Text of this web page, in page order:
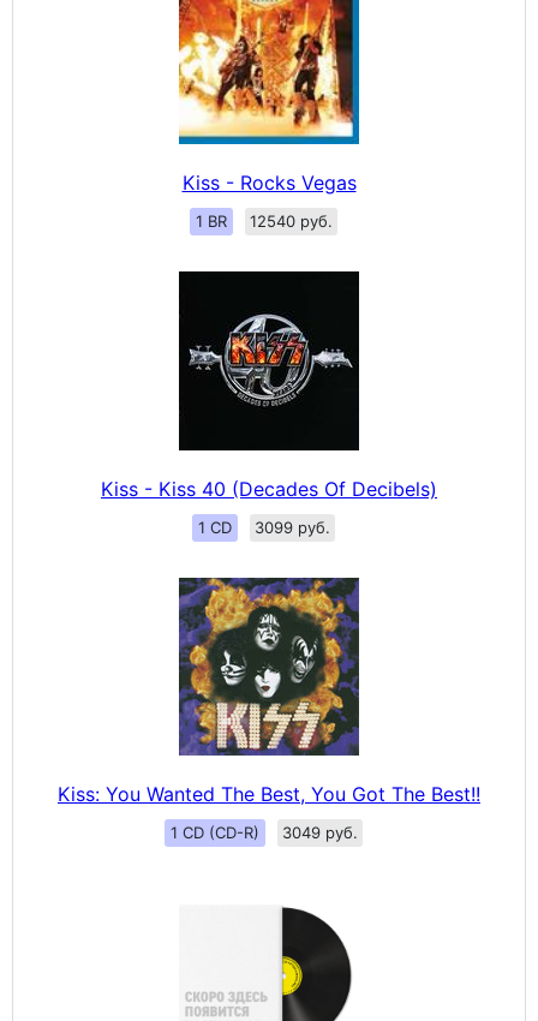
Kiss - Rocks Vegas
1 BR 12540 руб.
Kiss - Kiss 40 (Decades Of Decibels)
1 CD 3099 руб.
Kiss: You Wanted The Best, You Got The Best!!
1 CD (CD-R) 3049 руб.